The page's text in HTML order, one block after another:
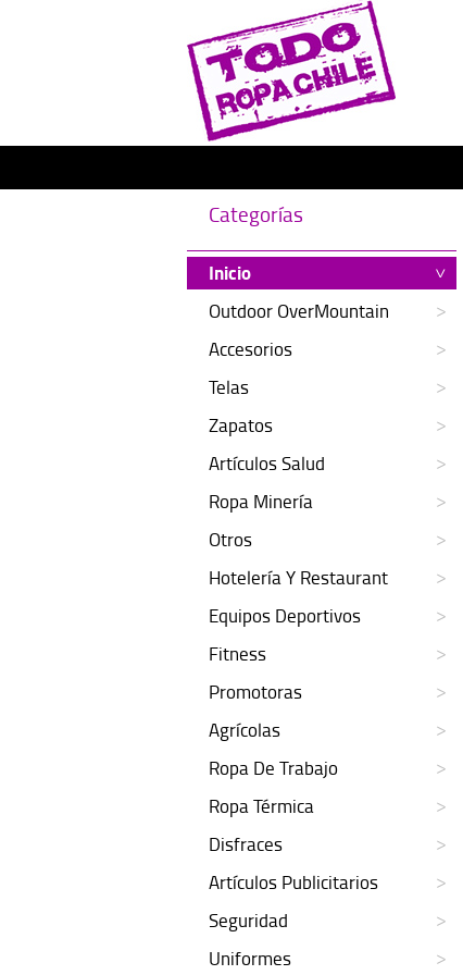
Categorías
Inicio
Outdoor OverMountain
Accesorios
Telas
Zapatos
Artículos Salud
Ropa Minería
Otros
Hotelería Y Restaurant
Equipos Deportivos
Fitness
Promotoras
Agrícolas
Ropa De Trabajo
Ropa Térmica
Disfraces
Artículos Publicitarios
Seguridad
Uniformes